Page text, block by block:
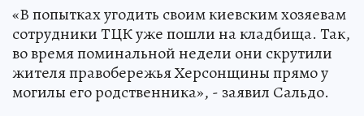
«В попытках угодить своим киевским хозяевам
сотрудники ТЦК уже пошли на кладбища. Так,
во время поминальной недели они скрутили
жителя правобережья Херсонщины прямо у
могилы его родственника», - заявил Сальдо.